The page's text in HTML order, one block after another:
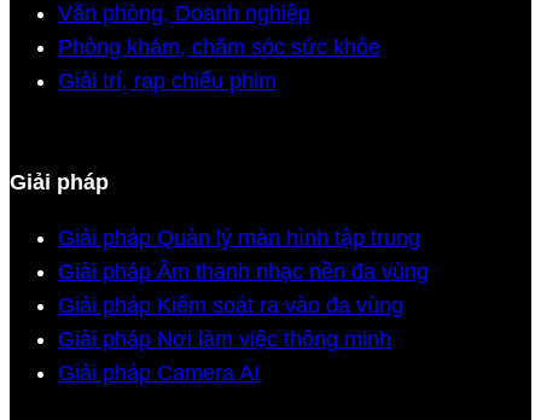
Văn phòng, Doanh nghiệp
Phòng khám, chăm sóc sức khỏe
Giải trí, rạp chiếu phim
Giải pháp
Giải pháp Quản lý màn hình tập trung
Giải pháp Âm thanh nhạc nền đa vùng
Giải pháp Kiểm soát ra vào đa vùng
Giải pháp Nơi làm việc thông minh
Giải pháp Camera AI